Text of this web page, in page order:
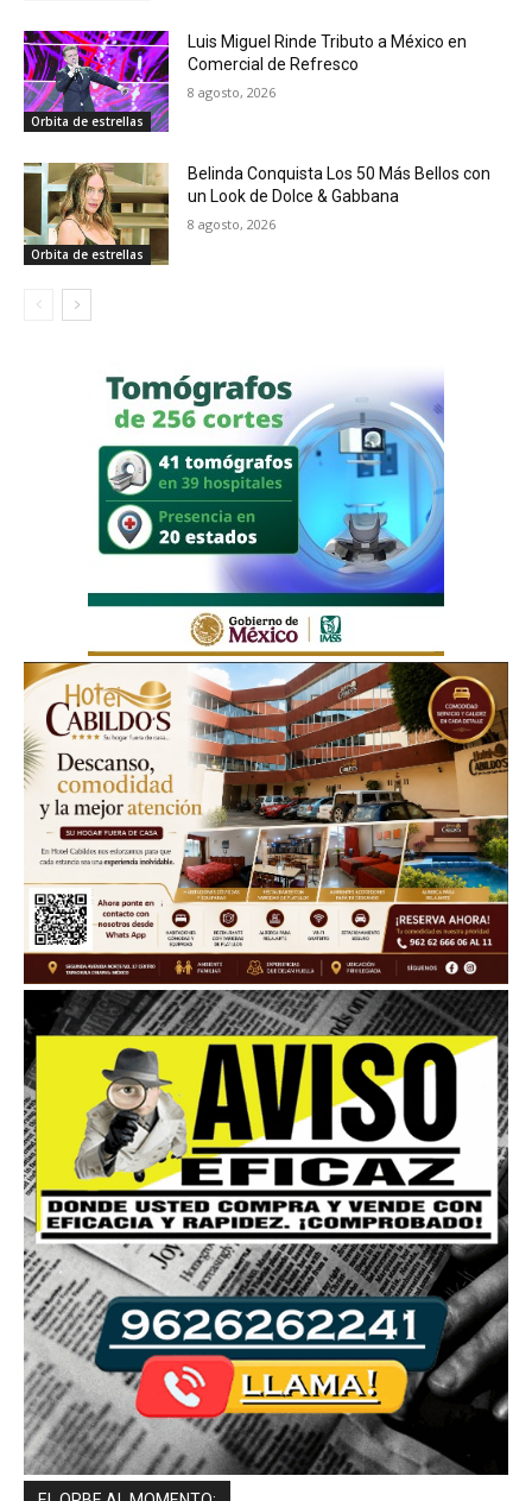
Orbita de estrellas
Luis Miguel Rinde Tributo a México en
Comercial de Refresco
8 agosto, 2026
Orbita de estrellas
Belinda Conquista Los 50 Más Bellos con
un Look de Dolce & Gabbana
8 agosto, 2026